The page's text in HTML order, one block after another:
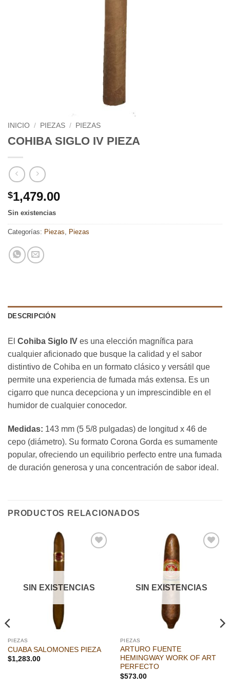
INICIO / PIEZAS / PIEZAS
COHIBA SIGLO IV PIEZA
$1,479.00
Sin existencias
Categorías: Piezas, Piezas
DESCRIPCIÓN
El Cohiba Siglo IV es una elección magnífica para
cualquier aficionado que busque la calidad y el sabor
distintivo de Cohiba en un formato clásico y versátil que
permite una experiencia de fumada más extensa. Es un
cigarro que nunca decepciona y un imprescindible en el
humidor de cualquier conocedor.
Medidas: 143 mm (5 5/8 pulgadas) de longitud x 46 de
cepo (diámetro). Su formato Corona Gorda es sumamente
popular, ofreciendo un equilibrio perfecto entre una fumada
de duración generosa y una concentración de sabor ideal.
PRODUCTOS RELACIONADOS
SIN EXISTENCIAS
PIEZAS
CUABA SALOMONES PIEZA
$1,283.00
SIN EXISTENCIAS
PIEZAS
ARTURO FUENTE
HEMINGWAY WORK OF ART
PERFECTO
$573.00